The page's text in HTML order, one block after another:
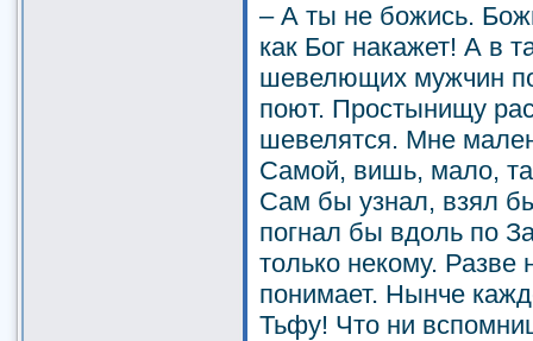
– А ты не божись.
как Бог накажет! А в
шевелющих мужчин
поют. Простынищу
шевелятся. Мне
Самой, вишь, мало,
Сам бы узнал, взял
погнал бы вдоль по
только некому.
понимает. Нынче
Тьфу! Что ни